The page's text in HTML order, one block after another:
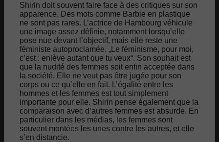
Shirin doit souvent faire face à des critiques sur son
apparence. Des mots comme Barbie en plastique
ne sont pas rares. L’actrice de Hambourg véhicule
une image assez définie, notamment lorsqu’elle
pose nue devant l’objectif, mais elle reste une
féministe autoproclamée. „Le féminisme, pour moi,
c’est : enlève autant que tu veux“. Son souhait est
que la nudité des femmes soit enfin acceptée dans
la société. Elle ne veut pas être jugée pour son
corps ou ce qu’elle en fait. L’égalité entre les
hommes et les femmes est tout simplement
importante pour elle. Shirin pense également que la
comparaison avec d’autres femmes est absurde. En
particulier dans les médias, les femmes sont
souvent montées les unes contre les autres, et elle
s’en distancie.